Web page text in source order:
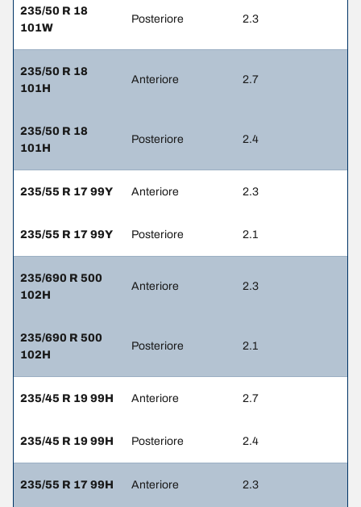
235/50 R 18
101W
Posteriore 2.3
235/50 R 18
101H
Anteriore 2.7
235/50 R 18
101H
Posteriore 2.4
235/55 R 17 99Y Anteriore 2.3
235/55 R 17 99Y Posteriore 2.1
235/690 R 500
102H
Anteriore 2.3
235/690 R 500
102H
Posteriore 2.1
235/45 R 19 99H Anteriore 2.7
235/45 R 19 99H Posteriore 2.4
235/55 R 17 99H Anteriore 2.3